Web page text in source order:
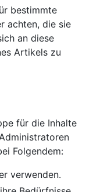
bestimmte
achten, die sie
an diese
Artikels zu
für die Inhalte
Folgendem:
verwenden.